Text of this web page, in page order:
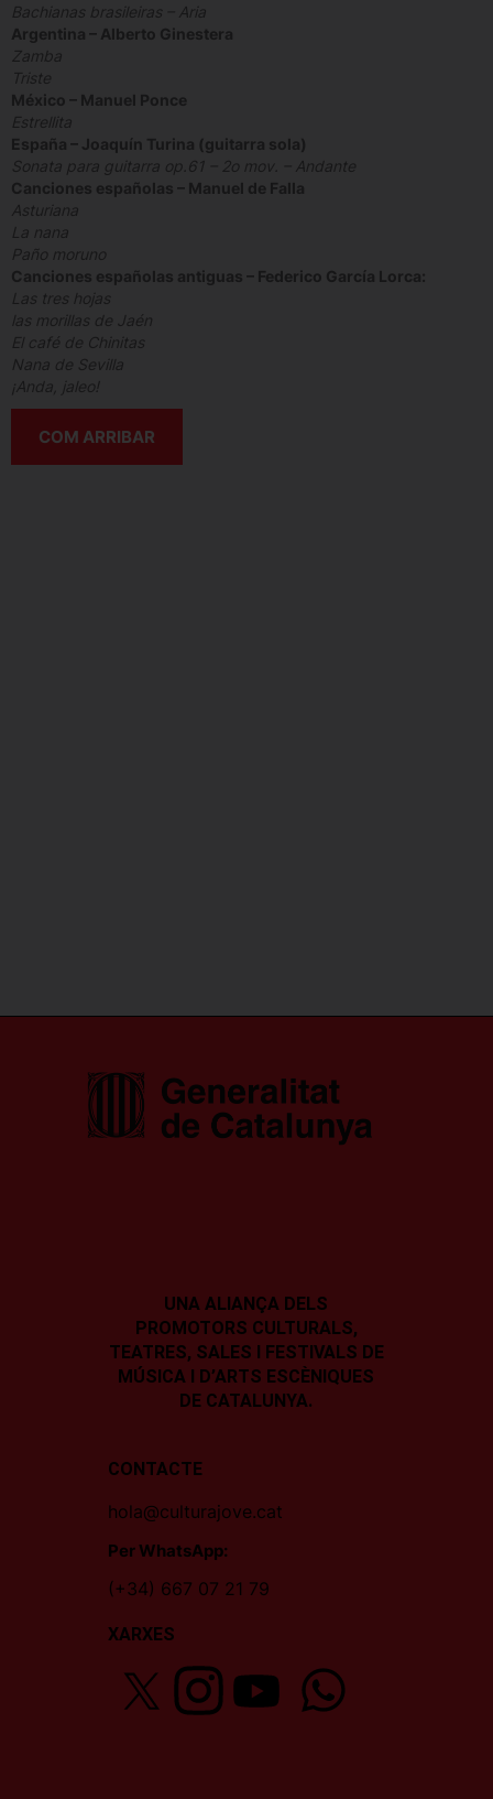
Bachianas brasileiras – Aria
Argentina – Alberto Ginestera
Zamba
Triste
México – Manuel Ponce
Estrellita
España – Joaquín Turina (guitarra sola)
Sonata para guitarra op.61 – 2o mov. – Andante
Canciones españolas – Manuel de Falla
Asturiana
La nana
Paño moruno
Canciones españolas antiguas – Federico García Lorca:
Las tres hojas
las morillas de Jaén
El café de Chinitas
Nana de Sevilla
¡Anda, jaleo!
COM ARRIBAR
UNA ALIANÇA DELS
PROMOTORS CULTURALS,
TEATRES, SALES I FESTIVALS DE
MÚSICA I D’ARTS ESCÈNIQUES
DE CATALUNYA.
CONTACTE
hola@culturajove.cat
Per WhatsApp:
(+34) 667 07 21 79
XARXES